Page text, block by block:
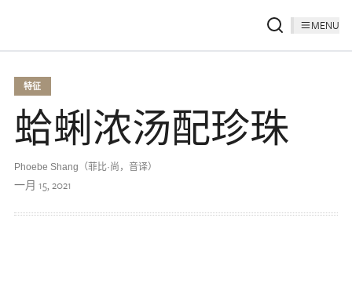
MENU
特征
蛤蜊浓汤配珍珠
Phoebe Shang（菲比·尚，音译）
一月 15, 2021